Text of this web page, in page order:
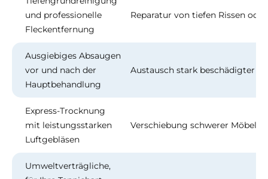
und professionelle
Fleckentfernung
Reparatur von tiefen Rissen
Ausgiebiges Absaugen
vor und nach der
Hauptbehandlung
Austausch stark beschädigter
Express-Trocknung
mit leistungsstarken
Luftgebläsen
Verschiebung schwerer Möbel
Umweltverträgliche,